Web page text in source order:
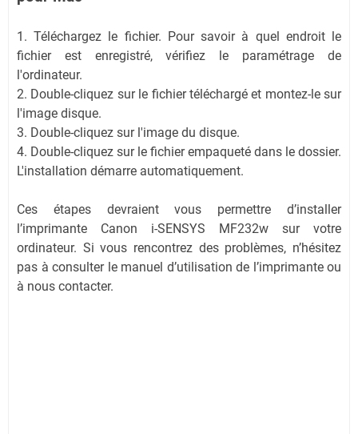
1. Téléchargez le fichier. Pour savoir à quel endroit le
fichier est enregistré, vérifiez le paramétrage de
l'ordinateur.
2. Double-cliquez sur le fichier téléchargé et montez-le sur
l'image disque.
3. Double-cliquez sur l'image du disque.
4. Double-cliquez sur le fichier empaqueté dans le dossier.
L'installation démarre automatiquement.
Ces étapes devraient vous permettre d’installer
l’imprimante Canon i-SENSYS MF232w sur votre
ordinateur. Si vous rencontrez des problèmes, n’hésitez
pas à consulter le manuel d’utilisation de l’imprimante ou
à nous contacter.